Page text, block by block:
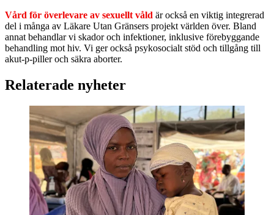
Vård för överlevare av sexuellt våld är också en viktig integrerad
del i många av Läkare Utan Gränsers projekt världen över. Bland
annat behandlar vi skador och infektioner, inklusive förebyggande
behandling mot hiv. Vi ger också psykosocialt stöd och tillgång till
akut-p-piller och säkra aborter.
Relaterade nyheter